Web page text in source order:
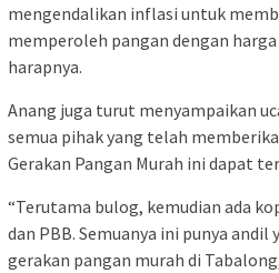
mengendalikan inflasi untuk
memperoleh pangan dengan
harapnya.
Anang juga turut menyampaikan
semua pihak yang telah
Gerakan Pangan Murah ini dapat
“Terutama bulog, kemudian ada
dan PBB. Semuanya ini punya
gerakan pangan murah di